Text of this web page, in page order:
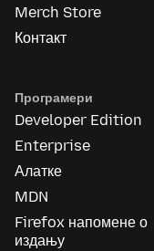
Merch Store
Контакт
Програмери
Developer Edition
Enterprise
Алатке
MDN
Firefox напомене о
издању